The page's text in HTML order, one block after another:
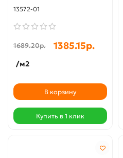
13572-01
1689.20р. 1385.15р.
/м2
В корзину
Купить в 1 клик